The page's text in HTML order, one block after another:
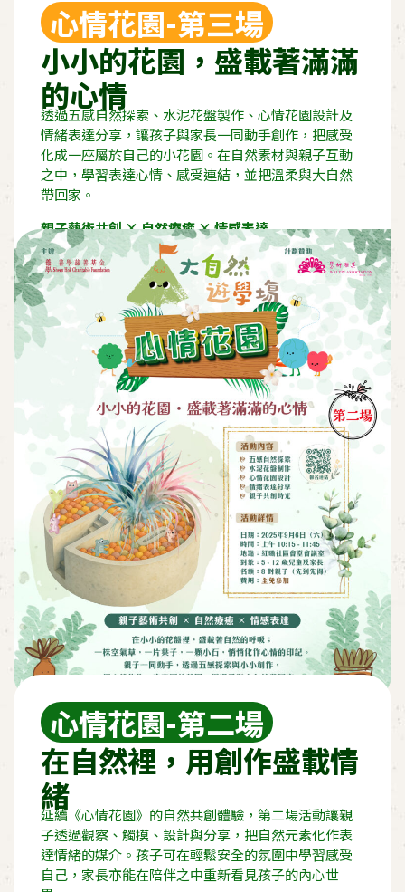
心情花園-第三場
小小的花園，盛載著滿滿
的心情
透過五感自然探索、水泥花盤製作、心情花園設計及
情緒表達分享，讓孩子與家長一同動手創作，把感受
化成一座屬於自己的小花園。在自然素材與親子互動
之中，學習表達心情、感受連結，並把溫柔與大自然
帶回家。
親子藝術共創 × 自然療癒 × 情感表達
活動報名
心情花園-第二場
在自然裡，用創作盛載情
緒
延續《心情花園》的自然共創體驗，第二場活動讓親
子透過觀察、觸摸、設計與分享，把自然元素化作表
達情緒的媒介。孩子可在輕鬆安全的氛圍中學習感受
自己，家長亦能在陪伴之中重新看見孩子的內心世